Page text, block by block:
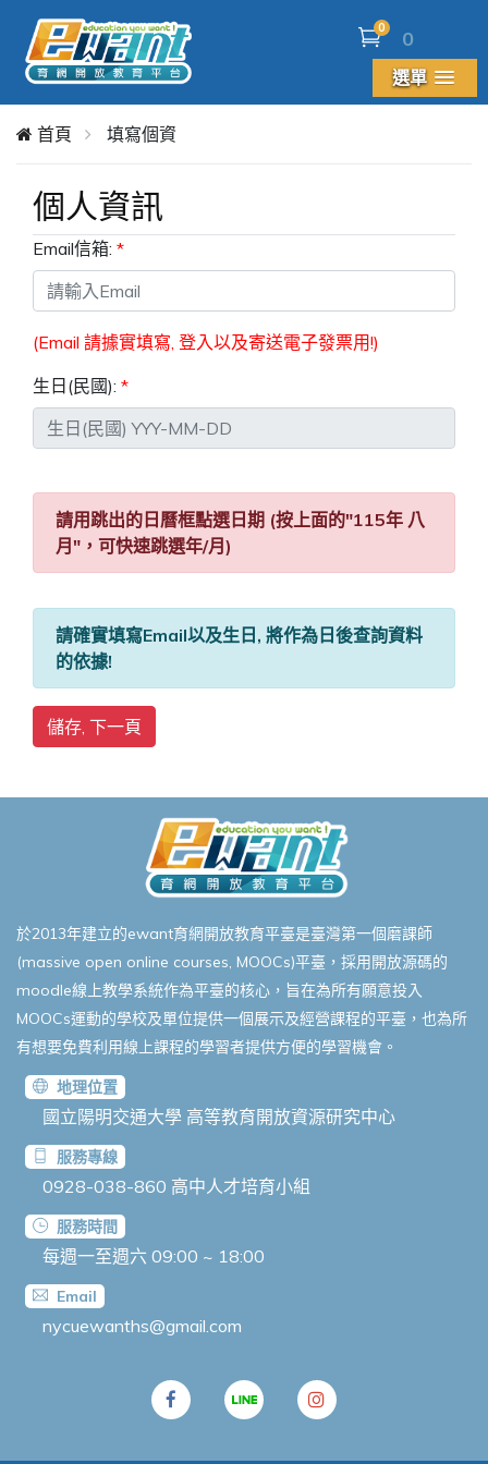
0 0
選單
首頁 填寫個資
個人資訊
Email信箱:
(Email 請據實填寫, 登入以及寄送電子發票用!)
生日(民國):
請用跳出的日曆框點選日期 (按上面的"115年 八
月"，可快速跳選年/月)
請確實填寫Email以及生日, 將作為日後查詢資料
的依據!
儲存, 下一頁
於2013年建立的ewant育網開放教育平臺是臺灣第一個磨課師
(massive open online courses, MOOCs)平臺，採用開放源碼的
moodle線上教學系統作為平臺的核心，旨在為所有願意投入
MOOCs運動的學校及單位提供一個展示及經營課程的平臺，也為所
有想要免費利用線上課程的學習者提供方便的學習機會。
地理位置
國立陽明交通大學 高等教育開放資源研究中心
服務專線
0928-038-860 高中人才培育小組
服務時間
每週一至週六 09:00 ~ 18:00
Email
nycuewanths@gmail.com